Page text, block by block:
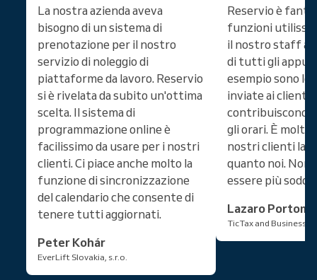
La nostra azienda aveva
bisogno di un sistema di
prenotazione per il nostro
servizio di noleggio di
piattaforme da lavoro. Reservio
si è rivelata da subito un'ottima
scelta. Il sistema di
programmazione online è
facilissimo da usare per i nostri
clienti. Ci piace anche molto la
funzione di sincronizzazione
del calendario che consente di
tenere tutti aggiornati.
Peter Kohár
EverLift Slovakia, s.r.o.
Reservio è
funzioni
il nostro staff a
di tutti gli
esempio sono
inviate ai clienti,
contribuiscono
gli orari. È
nostri clienti la
quanto noi. Non
essere più
Lazaro
TicTax and Business